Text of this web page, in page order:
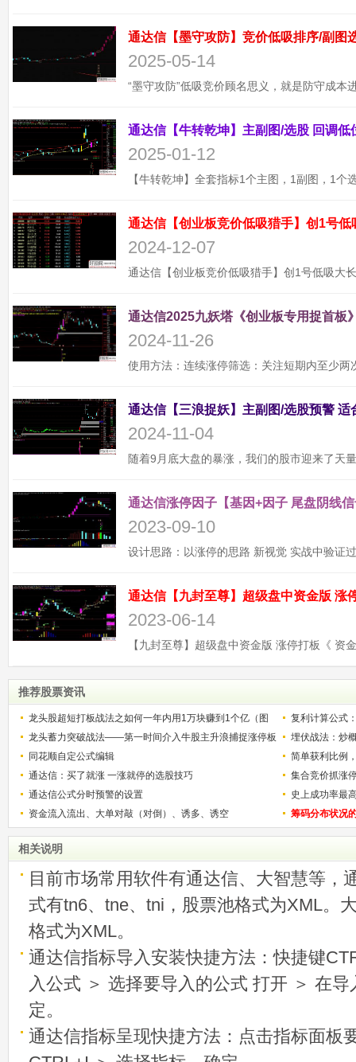
2025-05-14
2025-01-12
通达信【创业板竞价低吸猎手】创1号
2024-12-07
通达信2025九妖塔《创业板专用捉首板
2024-11-26
2024-11-04
通达信涨停因子【基因+因子 尾盘阴线
2023-09-10
2023-06-14
推荐股票资讯
龙头股超短打板战法之如何一年内用1万块赚到1个亿（图
解）
复利计算公式
少？
龙头蓄力突破战法——第一时间介入牛股主升浪捕捉涨停板
的技巧（图解）
埋伏战法：炒
同花顺自定公式编辑
简单获利比例
用
通达信：买了就涨 一涨就停的选股技巧
集合竞价抓涨
通达信公式分时预警的设置
史上成功率最
称选股法宝！
资金流入流出、大单对敲（对倒）、诱多、诱空 筹码分布状况
相关说明
目前市场常用软件有通达信、大智慧等，
式有tn6、tne、tni，股票池格式为XML。
格式为XML。
通达信指标导入安装快捷方法：快捷键
入公式 ＞ 选择要导入的公式 打开 ＞ 在
定。
通达信指标呈现快捷方法：点击指标面板